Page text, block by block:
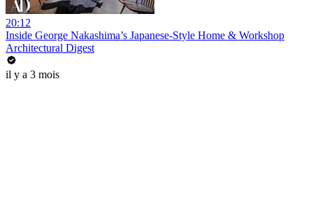
20:12
Inside George Nakashima’s Japanese-Style Home & Workshop
Architectural Digest
il y a 3 mois